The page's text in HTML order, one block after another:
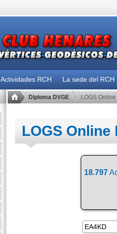
Actividades RCH La sede del RCH
Diploma DVGE LOGS Online
LOGS Online
18.797